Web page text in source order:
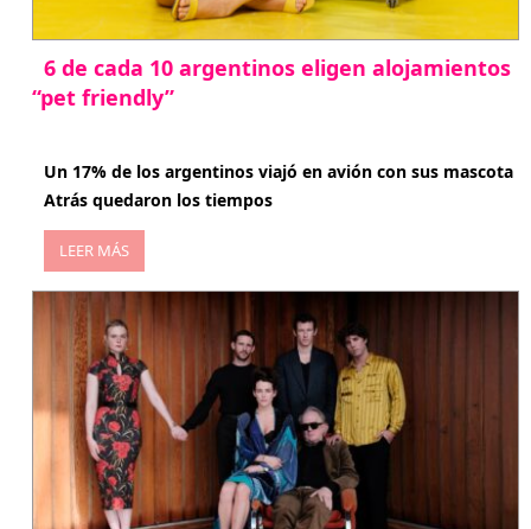
6 de cada 10 argentinos eligen alojamientos
“pet friendly”
Un 17% de los argentinos viajó en avión con sus mascota
Atrás quedaron los tiempos
LEER MÁS